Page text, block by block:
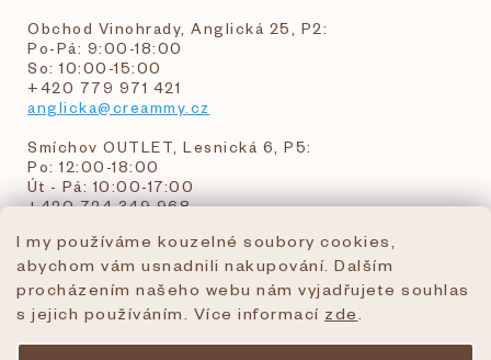
I my používáme kouzelné soubory cookies,
abychom vám usnadnili nakupování. Dalším
procházením našeho webu nám vyjadřujete souhlas
s jejich používáním. Více informací zde
Obchod Vinohrady, Anglická 25, P2:
Po-Pá: 9:00-18:00
So: 10:00-15:00
+420 779 971 421
anglicka@creammy.cz
Smíchov OUTLET, Lesnická 6, P5:
Po: 12:00-18:00
Út - Pá: 10:00-17:00
+420 724 349 968
objednavky@creammy.cz
tel:+420 724 349 968